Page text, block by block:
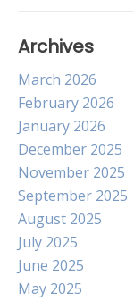
Archives
March 2026
February 2026
January 2026
December 2025
November 2025
September 2025
August 2025
July 2025
June 2025
May 2025